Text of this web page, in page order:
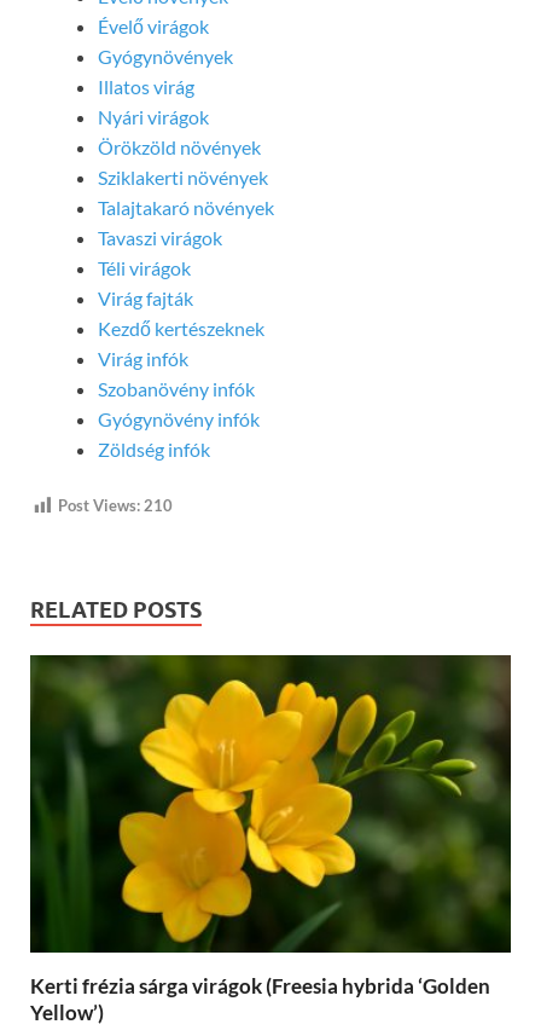
Évelő virágok
Gyógynövények
Illatos virág
Nyári virágok
Örökzöld növények
Sziklakerti növények
Talajtakaró növények
Tavaszi virágok
Téli virágok
Virág fajták
Kezdő kertészeknek
Virág infók
Szobanövény infók
Gyógynövény infók
Zöldség infók
Post Views: 210
RELATED POSTS
Kerti frézia sárga virágok (Freesia hybrida ‘Golden
Yellow’)